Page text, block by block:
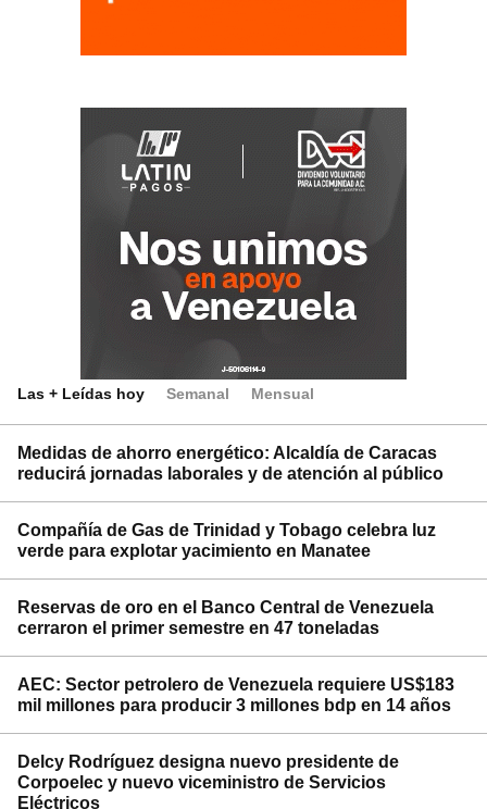
Las + Leídas hoy Semanal Mensual
Medidas de ahorro energético: Alcaldía de Caracas
reducirá jornadas laborales y de atención al público
Compañía de Gas de Trinidad y Tobago celebra luz
verde para explotar yacimiento en Manatee
Reservas de oro en el Banco Central de Venezuela
cerraron el primer semestre en 47 toneladas
AEC: Sector petrolero de Venezuela requiere US$183
mil millones para producir 3 millones bdp en 14 años
Delcy Rodríguez designa nuevo presidente de
Corpoelec y nuevo viceministro de Servicios
Eléctricos